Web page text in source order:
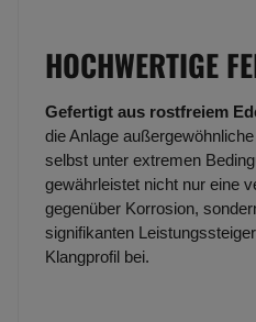
HOCHWERTIGE
Gefertigt aus rostfreiem
die Anlage
selbst unter extremen
gewährleistet nicht nur eine
gegenüber Korrosion,
signifikanten
Klangprofil bei.